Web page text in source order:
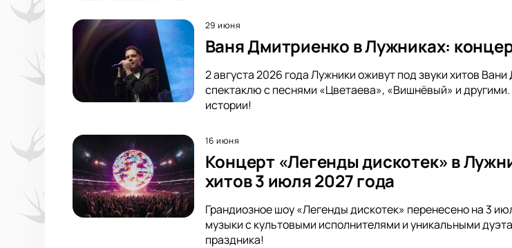
29 июня
Ваня Дмитриенко в Лужниках:
2 августа 2026 года Лужники оживут под звуки хитов
спектаклю с песнями «Цветаева», «Вишнёвый» и
истории!
16 июня
Концерт «Легенды дискотек» в
хитов 3 июля 2027 года
Грандиозное шоу «Легенды дискотек» перенесено на 3
музыки с культовыми исполнителями и уникальными
праздника!